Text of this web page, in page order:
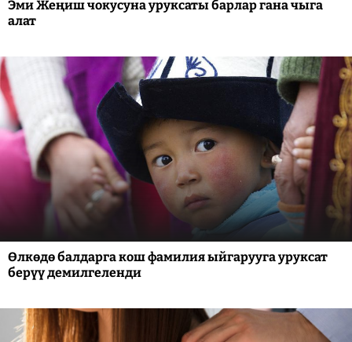
Эми Жеңиш чокусуна уруксаты барлар гана чыга
алат
Өлкөдө балдарга кош фамилия ыйгарууга уруксат
берүү демилгеленди